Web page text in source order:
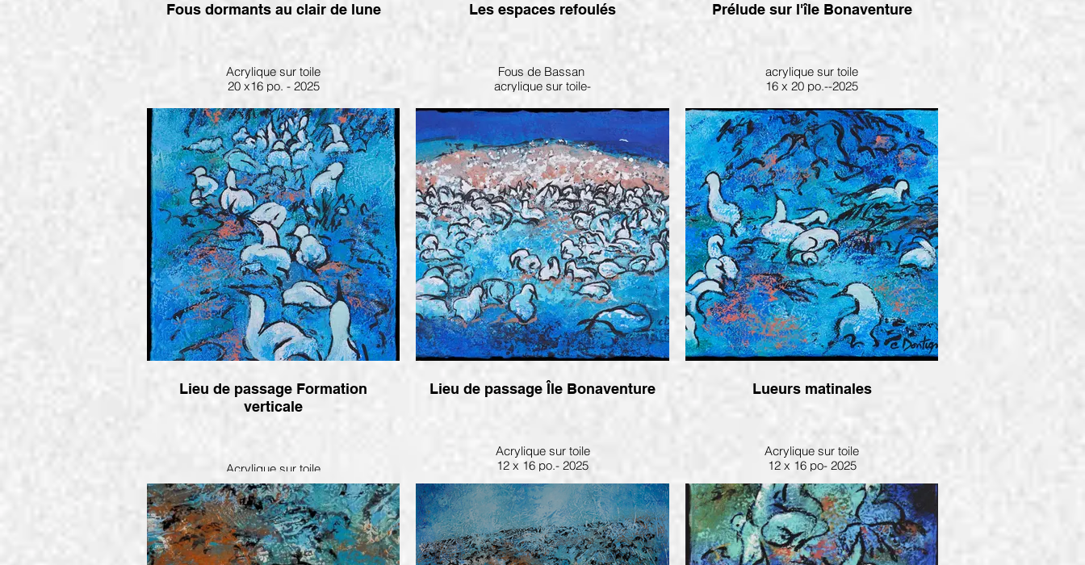
Fous dormants au clair de lune
Acrylique sur toile
20 x16 po. - 2025
Les espaces refoulés
Fous de Bassan
acrylique sur toile-
Prélude sur l'île Bonaventure
acrylique sur toile
16 x 20 po.--2025
Lieu de passage Formation
verticale
Acrylique sur toile
16 x 12 po. -2025
Lieu de passage Île Bonaventure
Acrylique sur toile
12 x 16 po.- 2025
Lueurs matinales
Acrylique sur toile
12 x 16 po- 2025